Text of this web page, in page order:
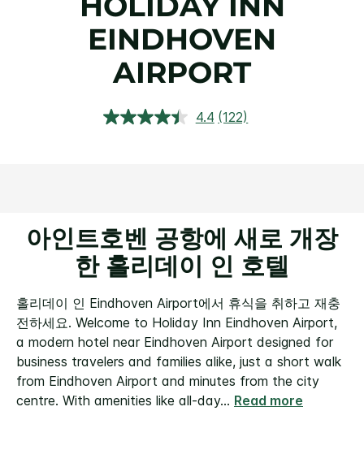
EINDHOVEN
AIRPORT
4.4 상
이
링
크.
(122)
아인트호벤 공항에 새로 개장
한 홀리데이 인 호텔
홀리데이 인 Eindhoven Airport에서 휴식을 취하고 재충
전하세요. Welcome to Holiday Inn Eindhoven Airport,
a modern hotel near Eindhoven Airport designed for
business travelers and families alike, just a short walk
from Eindhoven Airport and minutes from the city
centre. With amenities like all-day... Read more